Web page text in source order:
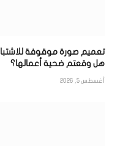
تعميم صورة موقوفة للاشتباه
هل وقعتم ضحية أعمالها؟
أغسطس 5, 2026